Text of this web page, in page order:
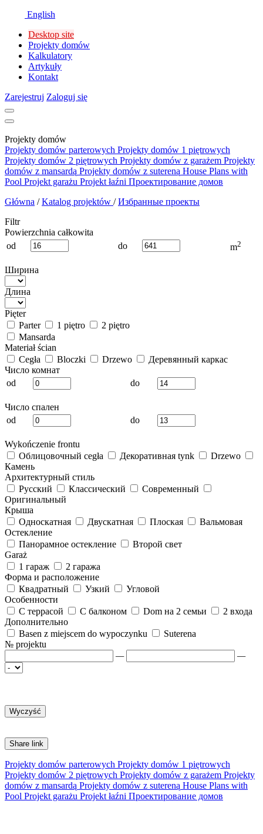
English
Desktop site
Projekty domów
Kalkulatory
Artykuły
Kontakt
Zarejestruj Zaloguj się
Projekty domów
Projekty domów parterowych Projekty domów 1 piętrowych
Projekty domów 2 piętrowych Projekty domów z garażem Projekty
domów z mansardą Projekty domów z sutereną House Plans with
Pool Projekt garażu Projekt łaźni Проектирование домов
Główna / Katalog projektów / Избранные проекты
Filtr
Powierzchnia całkowita
od
do m2
Ширина
Длина
Pięter
Parter
1 piętro
2 piętro
Mansarda
Materiał ścian
Cegła
Bloczki Drzewo
Деревянный каркас
Число комнат
od
do
Число спален
od
do
Wykończenie frontu
Облицовочный cegła
Декоративная tynk
Drzewo
Камень
Архитектурный стиль
Русский
Классический
Современный
Оригинальный
Крыша
Односкатная
Двускатная Плоская
Вальмовая
Остекление
Панорамное остекление
Второй свет
Garaż
1 гараж
2 гаража
Форма и расположение
Квадратный
Узкий
Угловой
Особенности
С террасой
С балконом Dom на 2 семьи
2 входа
Дополнительно
Basen z miejscem do wypoczynku
Suterena
№ projektu
—
—
Share link
Projekty domów parterowych Projekty domów 1 piętrowych
Projekty domów 2 piętrowych Projekty domów z garażem Projekty
domów z mansardą Projekty domów z sutereną House Plans with
Pool Projekt garażu Projekt łaźni Проектирование домов